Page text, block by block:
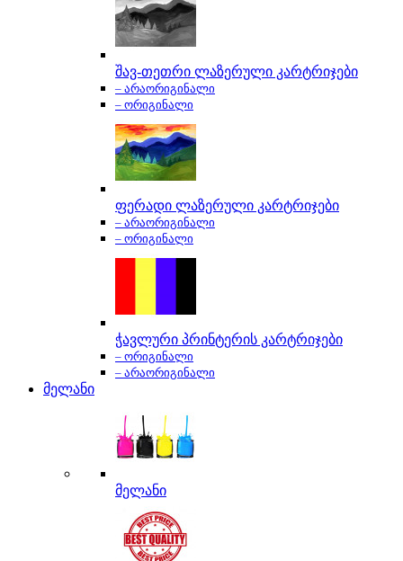
შავ-თეთრი ლაზერული კარტრიჯები
– არაორიგინალი
– ორიგინალი
ფერადი ლაზერული კარტრიჯები
– არაორიგინალი
– ორიგინალი
ჭავლური პრინტერის კარტრიჯები
– ორიგინალი
– არაორიგინალი
მელანი
მელანი